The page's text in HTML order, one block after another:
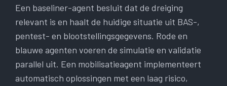
Een baseliner-agent besluit dat de dreiging
relevant is en haalt de huidige situatie uit BAS-,
pentest- en blootstellingsgegevens. Rode en
blauwe agenten voeren de simulatie en validatie
parallel uit. Een mobilisatieagent implementeert
automatisch oplossingen met een laag risico,